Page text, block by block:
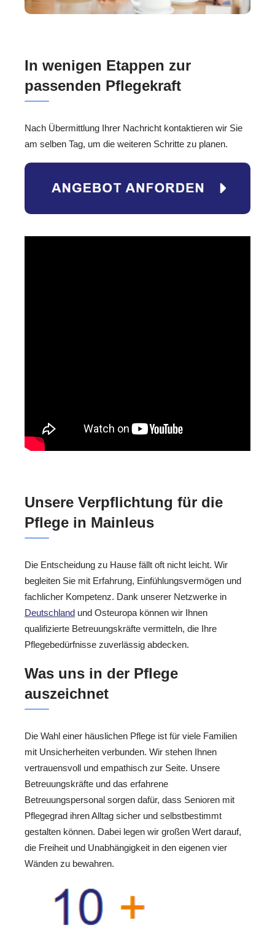
In wenigen Etappen zur
passenden Pflegekraft
Nach Übermittlung Ihrer Nachricht kontaktieren wir Sie
am selben Tag, um die weiteren Schritte zu planen.
Unsere Verpflichtung für die
Pflege in Mainleus
Die Entscheidung zu Hause fällt oft nicht leicht. Wir
begleiten Sie mit Erfahrung, Einfühlungsvermögen und
fachlicher Kompetenz. Dank unserer Netzwerke in
Deutschland und Osteuropa können wir Ihnen
qualifizierte Betreuungskräfte vermitteln, die Ihre
Pflegebedürfnisse zuverlässig abdecken.
Was uns in der Pflege
auszeichnet
Die Wahl einer häuslichen Pflege ist für viele Familien
mit Unsicherheiten verbunden. Wir stehen Ihnen
vertrauensvoll und empathisch zur Seite. Unsere
Betreuungskräfte und das erfahrene
Betreuungspersonal sorgen dafür, dass Senioren mit
Pflegegrad ihren Alltag sicher und selbstbestimmt
gestalten können. Dabei legen wir großen Wert darauf,
die Freiheit und Unabhängigkeit in den eigenen vier
Wänden zu bewahren.